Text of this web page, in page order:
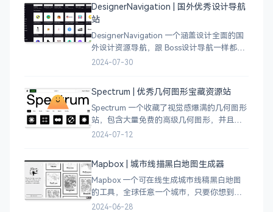
DesignerNavigation | 国外优秀设计导航
站
DesignerNavigation 一个涵盖设计全面的国
外设计资源导航，跟 Boss设计导航一样都是
分门别类的划分设计灵感、资讯、UI 资源、
2024-07-30
Spectrum | 优秀几何图形宝藏资源站
Spectrum 一个收藏了视觉感爆满的几何图形
站，包含大量免费的高级几何图形，并且每
周都会更新 100 个几何图案，不断的完善能
2024-07-12
Mapbox | 城市线描黑白地图生成器
Mapbox 一个可在线生成城市线稿黑白地图
的工具，全球任意一个城市，只要你想到的
城市，直接搜索城市名称，自动生成该城市
2024-06-28